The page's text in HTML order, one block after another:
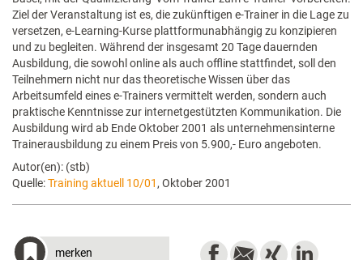
Ziel der Veranstaltung ist es, die zukünftigen e-Trainer in die Lage zu
versetzen, e-Learning-Kurse plattformunabhängig zu konzipieren
und zu begleiten. Während der insgesamt 20 Tage dauernden
Ausbildung, die sowohl online als auch offline stattfindet, soll den
Teilnehmern nicht nur das theoretische Wissen über das
Arbeitsumfeld eines e-Trainers vermittelt werden, sondern auch
praktische Kenntnisse zur internetgestützten Kommunikation. Die
Ausbildung wird ab Ende Oktober 2001 als unternehmensinterne
Trainerausbildung zu einem Preis von 5.900,- Euro angeboten.
Autor(en): (stb)
Quelle:Training aktuell 10/01 , Oktober 2001
merken